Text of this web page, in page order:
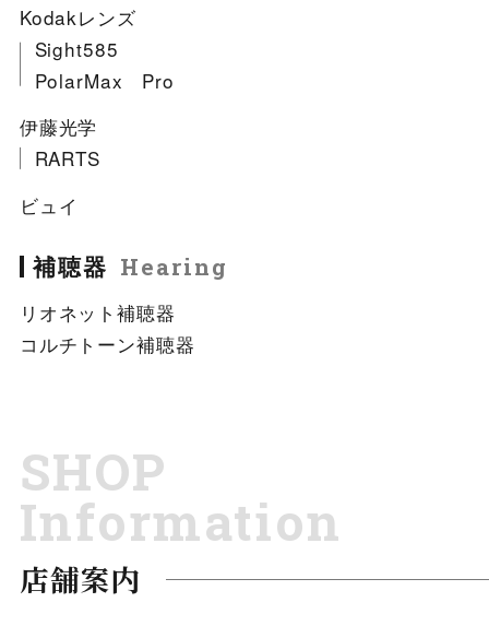
Kodakレンズ
Sight585
PolarMax Pro
伊藤光学
RARTS
ビュイ
補聴器 Hearing
リオネット補聴器
コルチトーン補聴器
SHOP
Information
店舗案内